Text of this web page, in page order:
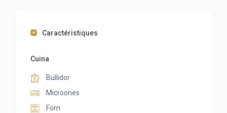
Caractéristiques
Cuina
Bullidor
Microones
Forn